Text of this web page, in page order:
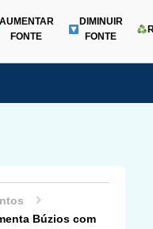
Menu
AUMENTAR
FONTE
DIMINUIR
FONTE
Búzios com